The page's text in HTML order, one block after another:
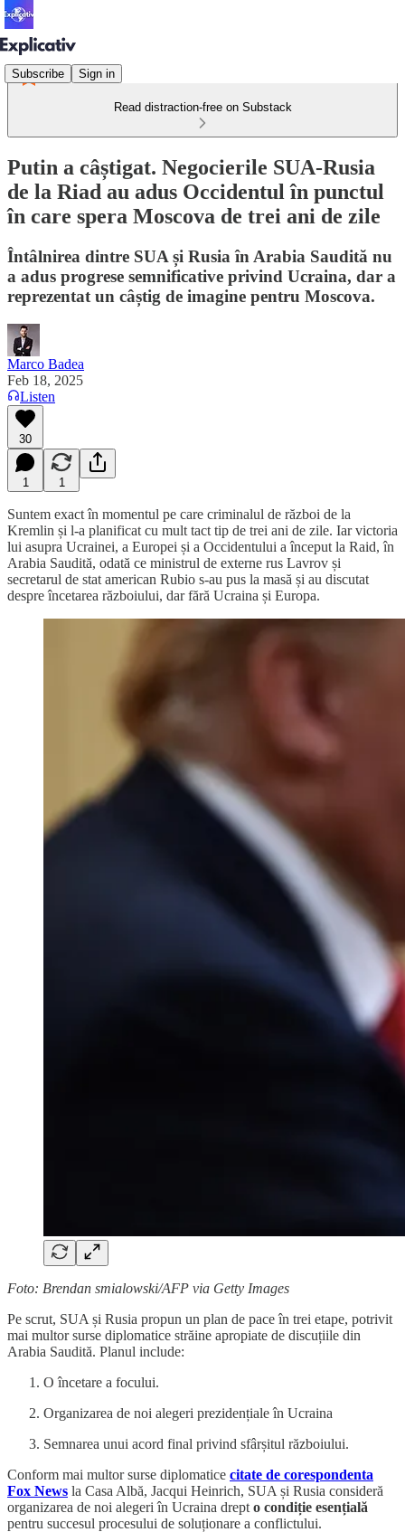
Subscribe Sign in
Read distraction-free on Substack
Putin a câștigat. Negocierile SUA-Rusia
de la Riad au adus Occidentul în punctul
în care spera Moscova de trei ani de zile
Întâlnirea dintre SUA și Rusia în Arabia Saudită nu
a adus progrese semnificative privind Ucraina, dar a
reprezentat un câștig de imagine pentru Moscova.
Marco Badea
Feb 18, 2025
Listen
30
1 1
Suntem exact în momentul pe care criminalul de război de la
Kremlin și l-a planificat cu mult tact tip de trei ani de zile. Iar victoria
lui asupra Ucrainei, a Europei și a Occidentului a început la Raid, în
Arabia Saudită, odată ce ministrul de externe rus Lavrov și
secretarul de stat american Rubio s-au pus la masă și au discutat
despre încetarea războiului, dar fără Ucraina și Europa.
Foto: Brendan smialowski/AFP via Getty Images
Pe scrut, SUA și Rusia propun un plan de pace în trei etape, potrivit
mai multor surse diplomatice străine apropiate de discuțiile din
Arabia Saudită. Planul include:
O încetare a focului.
Organizarea de noi alegeri prezidențiale în Ucraina
Semnarea unui acord final privind sfârșitul războiului.
Conform mai multor surse diplomatice citate de corespondenta
Fox News la Casa Albă, Jacqui Heinrich, SUA și Rusia consideră
organizarea de noi alegeri în Ucraina drept o condiție esențială
pentru succesul procesului de soluționare a conflictului.